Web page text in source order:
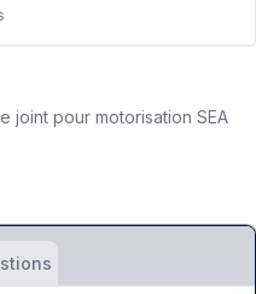
joint pour motorisation SEA